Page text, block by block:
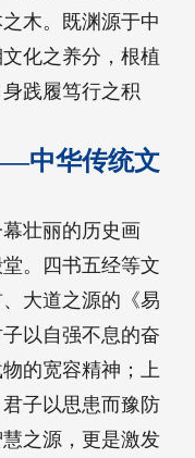
木。既渊源于中
化之养分，根植
践履笃行之积
中华传统文
壮丽的历史画
。四书五经等文
大道之源的《易
以自强不息的奋
的宽容精神；上
子以思患而豫防
之源，更是激发